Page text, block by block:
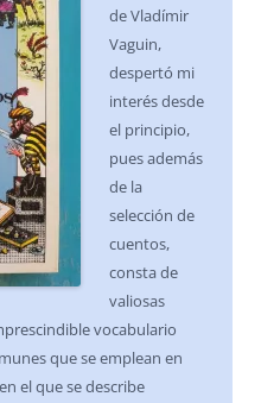
de Vladímir
Vaguin,
despertó mi
interés desde
el principio,
pues además
de la
selección de
cuentos,
consta de
valiosas
vocabulario
que se emplean en
el que se describe